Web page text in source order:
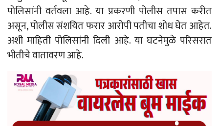
पोलिसांनी वर्तवला आहे. या प्रकरणी पोलीस तपास करीत
असून, पोलीस संशयित फरार आरोपी पतीचा शोध घेत आहेत.
अशी माहिती पोलिसांनी दिली आहे. या घटनेमुळे परिसरात
भीतीचे वातावरण आहे.